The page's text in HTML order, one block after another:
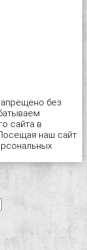
без
сайта в
наш сайт